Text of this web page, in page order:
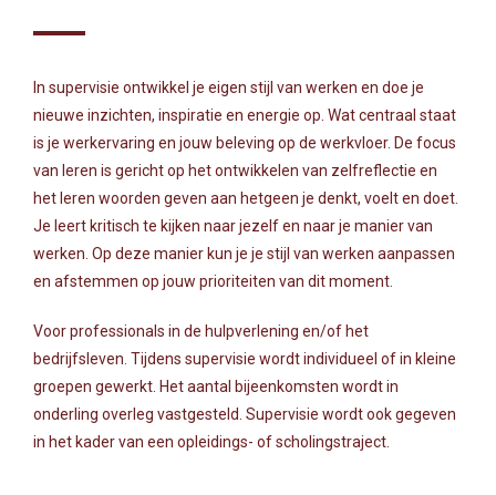
In supervisie ontwikkel je eigen stijl van werken en doe je
nieuwe inzichten, inspiratie en energie op. Wat centraal staat
is je werkervaring en jouw beleving op de werkvloer. De focus
van leren is gericht op het ontwikkelen van zelfreflectie en
het leren woorden geven aan hetgeen je denkt, voelt en doet.
Je leert kritisch te kijken naar jezelf en naar je manier van
werken. Op deze manier kun je je stijl van werken aanpassen
en afstemmen op jouw prioriteiten van dit moment.
Voor professionals in de hulpverlening en/of het
bedrijfsleven. Tijdens supervisie wordt individueel of in kleine
groepen gewerkt. Het aantal bijeenkomsten wordt in
onderling overleg vastgesteld. Supervisie wordt ook gegeven
in het kader van een opleidings- of scholingstraject.